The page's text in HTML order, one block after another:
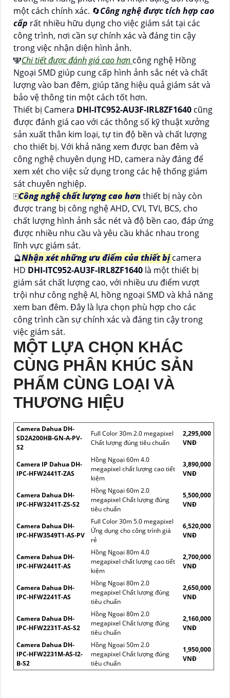
một cách chính xác. 🔄Công nghệ được tích hợp cao
cấp rất nhiều hữu dụng cho việc giám sát tại các
công trình, nơi cần sự chính xác và đáng tin cậy
trong việc nhận diện hình ảnh.
🕎Chi tiết được đánh giá cao hơn công nghệ Hồng
Ngoại SMD giúp cung cấp hình ảnh sắc nét và chất
lượng vào ban đêm, giúp tăng hiệu quả giám sát và
bảo vệ thông tin một cách tốt hơn.
Thiết bị Camera DHI-ITC952-AU3F-IRL8ZF1640 cũng
được đánh giá cao với các thông số kỹ thuật xưởng
sản xuất thân kim loại, tự tin độ bền và chất lượng
cho thiết bị. Với khả năng xem được ban đêm và
công nghệ chuyên dụng HD, camera này đáng để
xem xét cho việc sử dụng trong các hệ thống giám
sát chuyên nghiệp.
🀄Công nghệ chất lượng cao hơnthiết bị này còn
được trang bị công nghệ AHD, CVI, TVI, BCS, cho
chất lượng hình ảnh sắc nét và độ bền cao, đáp ứng
được nhiều nhu cầu và yêu cầu khác nhau trong
lĩnh vực giám sát.
🔮Nhận xét những ưu điểm của thiết bịcamera
HD DHI-ITC952-AU3F-IRL8ZF1640 là một thiết bị
giám sát chất lượng cao, với nhiều ưu điểm vượt
trội như công nghệ AI, hồng ngoại SMD và khả năng
xem ban đêm. Đây là lựa chọn phù hợp cho các
công trình cần sự chính xác và đáng tin cậy trong
việc giám sát.
MỘT LỰA CHỌN KHÁC
CÙNG PHÂN KHÚC SẢN
PHẨM CÙNG LOẠI VÀ
THƯƠNG HIỆU
Camera Dahua DH-
SD2A200HB-GN-A-PV-
S2
Full Color 30m 2.0 megapixel
Chất lượng đúng tiêu chuẩn
2,295,000
VNĐ
Camera IP Dahua DH-
IPC-HFW2441T-ZAS
Hồng Ngoại 60m 4.0
megapixel chất lượng cao tiết
kiệm
3,890,000
VNĐ
Camera Dahua DH-
IPC-HFW3241T-ZS-S2
Hồng Ngoại 60m 2.0
megapixel Chất lượng đúng
tiêu chuẩn
5,500,000
VNĐ
Camera Dahua DH-
IPC-HFW3549T1-AS-PV
Full Color 30m 5.0 megapixel
Ứng dụng cho công trình giá
rẻ
6,520,000
VNĐ
Camera Dahua DH-
IPC-HFW2441T-AS
Hồng Ngoại 80m 4.0
megapixel chất lượng cao tiết
kiệm
2,700,000
VNĐ
Camera Dahua DH-
IPC-HFW2241T-AS
Hồng Ngoại 80m 2.0
megapixel Chất lượng đúng
tiêu chuẩn
2,650,000
VNĐ
Camera Dahua DH-
IPC-HFW2231T-AS-S2
Hồng Ngoại 80m 2.0
megapixel Chất lượng đúng
tiêu chuẩn
2,160,000
VNĐ
Camera Dahua DH-
IPC-HFW2231M-AS-I2-
B-S2
Hồng Ngoại 50m 2.0
megapixel Chất lượng đúng
tiêu chuẩn
1,950,000
VNĐ